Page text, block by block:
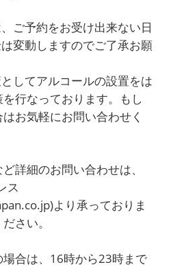
ご予約をお受け出来ない日
変動しますのでご了承お願
してアルコールの設置をは
行なっております。もし
お気軽にお問い合わせく
詳細のお問い合わせは、
ス
より承っておりま
さい。
合は、16時から23時まで